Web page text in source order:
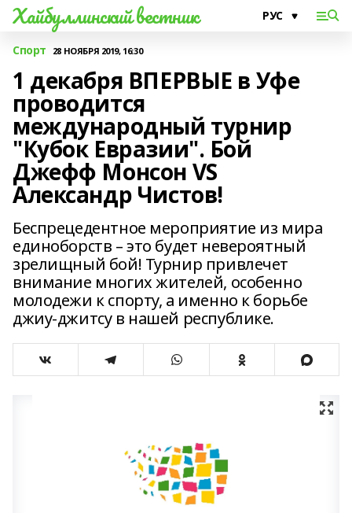
Хайбуллинский вестник
Спорт 28 НОЯБРЯ 2019, 16:30
1 декабря ВПЕРВЫЕ в Уфе
проводится
международный турнир
"Кубок Евразии". Бой
Джефф Монсон VS
Александр Чистов!
Беспрецедентное мероприятие из мира
единоборств – это будет невероятный
зрелищный бой! Турнир привлечет
внимание многих жителей, особенно
молодежи к спорту, а именно к борьбе
джиу-джитсу в нашей республике.